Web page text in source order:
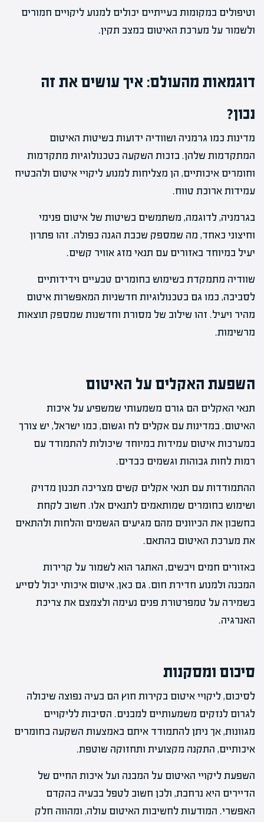
וטיפולים במקומות בעייתיים יכולים למנוע ליקויים חמורים
ולשמור על מערכת האיטום במצב תקין.
דוגמאות מהעולם: איך עושים את זה
נכון?
מדינות כמו גרמניה ושוודיה ידועות בשיטות האיטום
המתקדמות שלהן. בזכות השקעה בטכנולוגיות מתקדמות
וחומרים איכותיים, הן מצליחות למנוע ליקויי איטום ולהבטיח
עמידות ארוכת טווח.
בגרמניה, לדוגמה, משתמשים בשיטות של איטום פנימי
וחיצוני כאחד, מה שמספק שכבת הגנה כפולה. זהו פתרון
יעיל במיוחד באזורים עם תנאי מזג אוויר קשים.
שוודיה מתמקדת בשימוש בחומרים טבעיים וידידותיים
לסביבה, כמו גם בטכנולוגיות חדשניות המאפשרות איטום
מהיר ויעיל. זהו שילוב של מסורת וחדשנות שמספק תוצאות
מרשימות.
השפעת האקלים על האיטום
תנאי האקלים הם גורם משמעותי שמשפיע על איכות
האיטום. במדינות עם אקלים לח וגשום, כמו ישראל, יש צורך
במערכות איטום עמידות במיוחד שיכולות להתמודד עם
רמות לחות גבוהות וגשמים כבדים.
ההתמודדות עם תנאי אקלים קשים מצריכה תכנון מדויק
ושימוש בחומרים שמותאמים לתנאים אלו. חשוב לקחת
בחשבון את הכיוונים מהם מגיעים הגשמים והלחות ולהתאים
את מערכת האיטום בהתאם.
באזורים חמים ויבשים, האתגר הוא לשמור על קרירות
המבנה ולמנוע חדירת חום. גם כאן, איטום איכותי יכול לסייע
בשמירה על טמפרטורת פנים נעימה ולצמצם את צריכת
האנרגיה.
סיכום ומסקנות
לסיכום, ליקויי איטום בקירות חוץ הם בעיה נפוצה שיכולה
לגרום לנזקים משמעותיים למבנים. הסיבות לליקויים
מגוונות, אך ניתן להתמודד איתם באמצעות השקעה בחומרים
איכותיים, התקנה מקצועית ותחזוקה שוטפת.
השפעת ליקויי האיטום על המבנה ועל איכות החיים של
הדיירים היא נרחבת, ולכן חשוב לטפל בבעיה בהקדם
האפשרי. המודעות לחשיבות האיטום עולה, ומהווה חלק